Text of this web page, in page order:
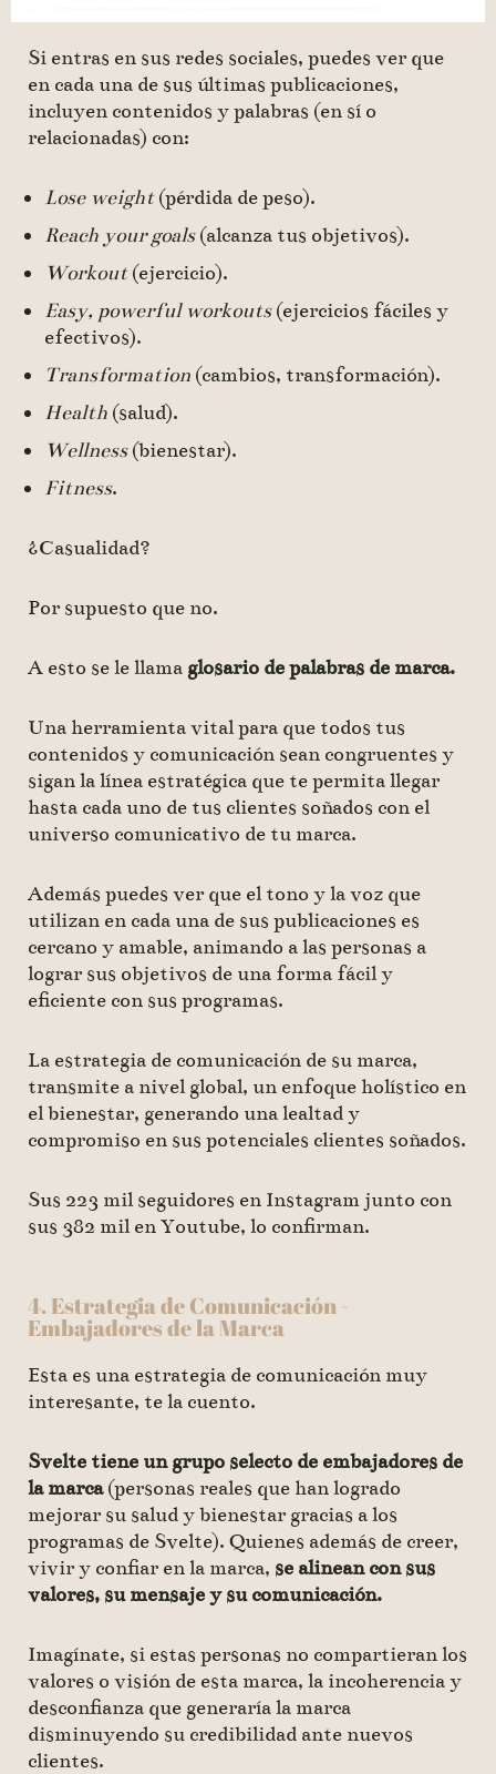
Si entras en sus redes sociales, puedes ver que
en cada una de sus últimas publicaciones,
incluyen contenidos y palabras (en sí o
relacionadas) con:
Lose weight(pérdida de peso).
Reach your goals(alcanza tus objetivos).
Workout(ejercicio).
Easy, powerful workouts(ejercicios fáciles y
efectivos).
Transformation (cambios, transformación).
Health (salud).
Wellness(bienestar).
Fitness.
¿Casualidad?
Por supuesto que no.
A esto se le llama glosario de palabras de marca.
Una herramienta vital para que todos tus
contenidos y comunicación sean congruentes y
sigan la línea estratégica que te permita llegar
hasta cada uno de tus clientes soñados con el
universo comunicativo de tu marca.
Además puedes ver que el tono y la voz que
utilizan en cada una de sus publicaciones es
cercano y amable, animando a las personas a
lograr sus objetivos de una forma fácil y
eficiente con sus programas.
La estrategia de comunicación de su marca,
transmite a nivel global, un enfoque holístico en
el bienestar, generando una lealtad y
compromiso en sus potenciales clientes soñados.
Sus 223 mil seguidores en Instagram junto con
sus 382 mil en Youtube, lo confirman.
4. Estrategia de Comunicación -
Embajadores de la Marca
Esta es una estrategia de comunicación muy
interesante, te la cuento.
Svelte tiene un grupo selecto de embajadores de
la marca(personas reales que han logrado
mejorar su salud y bienestar gracias a los
programas de Svelte). Quienes además de creer,
vivir y confiar en la marca, se alinean con sus
valores, su mensaje y su comunicación.
Imagínate, si estas personas no compartieran los
valores o visión de esta marca, la incoherencia y
desconfianza que generaría la marca
disminuyendo su credibilidad ante nuevos
clientes.